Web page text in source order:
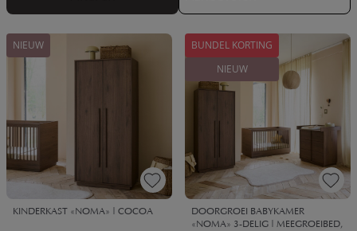
NIEUW
KINDERKAST «NOMA» | COCOA
BUNDEL KORTING
NIEUW
DOORGROEI BABYKAMER
«NOMA» 3-DELIG | MEEGROEIBED,